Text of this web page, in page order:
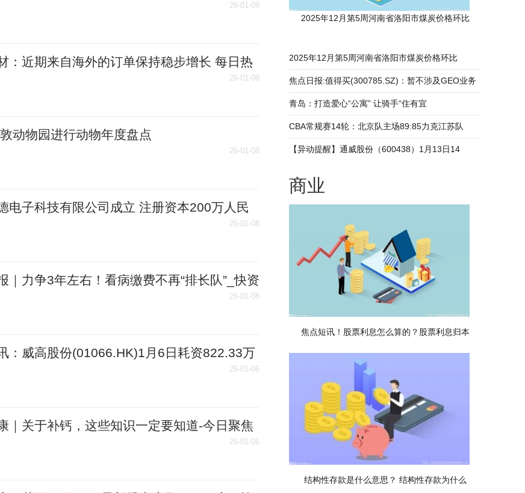
26-01-09
：近期来自海外的订单保持稳步增长 每日热
26-01-08
动物园进行动物年度盘点
26-01-08
电子科技有限公司成立 注册资本200万人民
26-01-08
｜力争3年左右！看病缴费不再“排长队”_快资
26-01-08
：威高股份(01066.HK)1月6日耗资822.33万
159.48万股
26-01-06
｜关于补钙，这些知识一定要知道-今日聚焦
26-01-06
2025年12月第5周河南省洛阳市煤炭价格环比
2025年12月第5周河南省洛阳市煤炭价格环比
焦点日报:值得买(300785.SZ)：暂不涉及GEO业务
青岛：打造爱心“公寓” 让骑手“住有宜
CBA常规赛14轮：北京队主场89:85力克江苏队
【异动提醒】通威股份（600438）1月13日14
商业
焦点短讯！股票利息怎么算的？股票利息归本
结构性存款是什么意思？ 结构性存款为什么